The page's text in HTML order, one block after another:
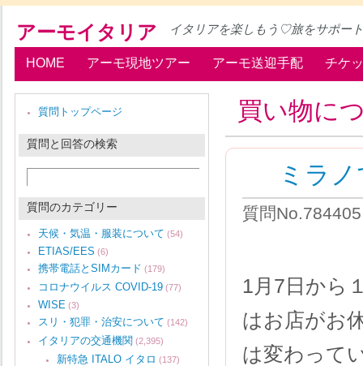
アーモイタリア イタリアを楽しもう♡旅をサポート
HOME アーモ現地ツアー アーモ送迎手配 チケ
買い物に
ミラ
質問
1月7日から
はお店がお
は変わって
質問トップページ
質問と回答の検索
質問のカテゴリー
天候・気温・服装について (54)
ETIAS/EES (6)
携帯電話とSIMカード (179)
コロナウイルス COVID-19 (77)
WISE (3)
スリ・犯罪・治安について (142)
イタリアの交通機関 (2,395)
新特急 ITALO イタロ (137)